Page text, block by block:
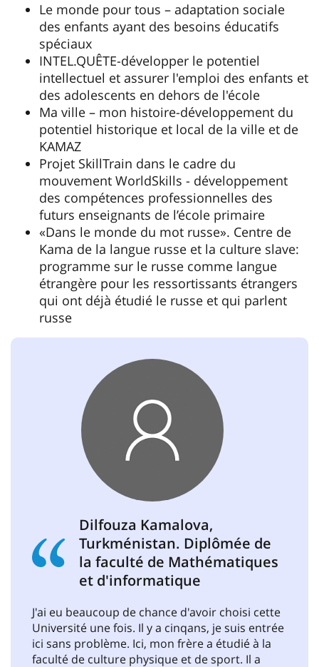
Le monde pour tous – adaptation sociale
des enfants ayant des besoins éducatifs
spéciaux
INTEL.QUÊTE-développer le potentiel
intellectuel et assurer l'emploi des enfants et
des adolescents en dehors de l'école
Ma ville – mon histoire-développement du
potentiel historique et local de la ville et de
KAMAZ
Projet SkillTrain dans le cadre du
mouvement WorldSkills - développement
des compétences professionnelles des
futurs enseignants de l’école primaire
«Dans le monde du mot russe». Centre de
Kama de la langue russe et la culture slave:
programme sur le russe comme langue
étrangère pour les ressortissants étrangers
qui ont déjà étudié le russe et qui parlent
russe
Dilfouza Kamalova,
Turkménistan. Diplômée de
la faculté de Mathématiques
et d'informatique
J'ai eu beaucoup de chance d'avoir choisi cette
Université une fois. Il y a cinqans, je suis entrée
ici sans problème. Ici, mon frère a étudié à la
faculté de culture physique et de sport. Il a